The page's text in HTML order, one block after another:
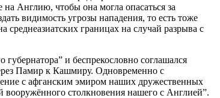
Англию, чтобы она могла опасаться за
видимость угрозы нападения, то есть тоже
границах на случай разрыва с
и беспрекословно соглашался
Памир к Кашмиру. Одновременно с
с афганским эмиром наших дружественных
столкновения нашего с Англией”.